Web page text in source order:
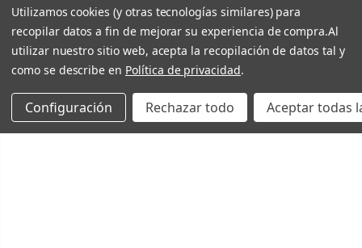
Utilizamos cookies (y otras tecnologías similares) para
recopilar datos a fin de mejorar su experiencia de compra.Al
utilizar nuestro sitio web, acepta la recopilación de datos tal y
como se describe en Política de privacidad.
Configuración Rechazar todo Aceptar todas